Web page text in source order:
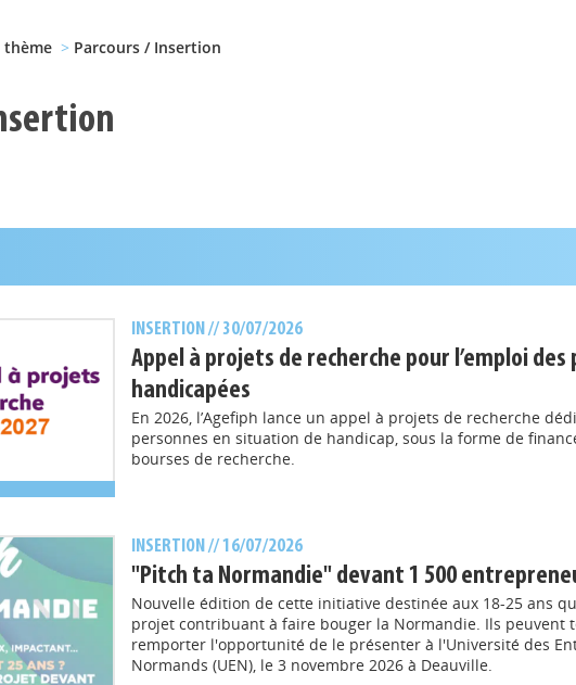
thème > Parcours / Insertion
INSERTION // 30/07/2026
Appel à projets de recherche pour l’emploi des
handicapées
En 2026, l’Agefiph lance un appel à projets de recherche
personnes en situation de handicap, sous la forme de
bourses de recherche.
INSERTION // 16/07/2026
"Pitch ta Normandie" devant 1 500
Nouvelle édition de cette initiative destinée aux 18-25 ans
projet contribuant à faire bouger la Normandie. Ils peuvent
remporter l'opportunité de le présenter à l'Université des
Normands (UEN), le 3 novembre 2026 à Deauville.